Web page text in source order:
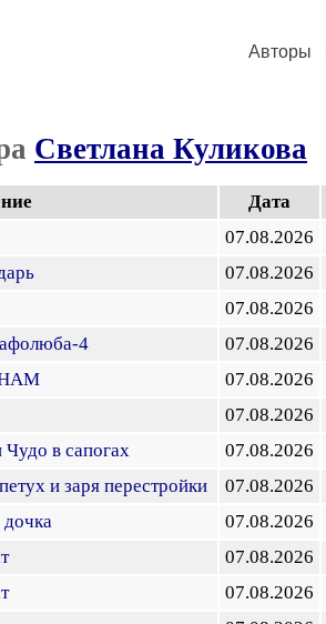
Авторы
Светлана Куликова
Дата
07.08.2026
07.08.2026
07.08.2026
4 07.08.2026
07.08.2026
07.08.2026
в сапогах 07.08.2026
и заря перестройки 07.08.2026
07.08.2026
07.08.2026
07.08.2026